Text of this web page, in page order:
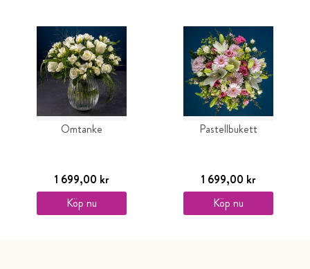
Omtanke
1 699,00 kr
Köp nu
Pastellbukett
1 699,00 kr
Köp nu